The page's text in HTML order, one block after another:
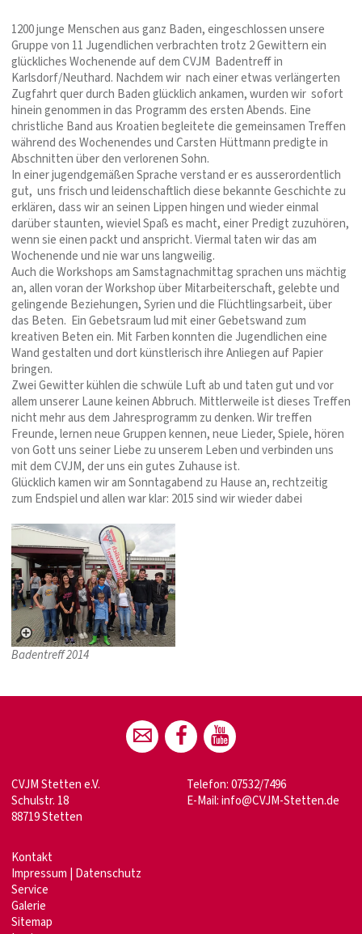
1200 junge Menschen aus ganz Baden, eingeschlossen unsere
Gruppe von 11 Jugendlichen verbrachten trotz 2 Gewittern ein
glückliches Wochenende auf dem CVJM Badentreff in
Karlsdorf/Neuthard. Nachdem wir nach einer etwas verlängerten
Zugfahrt quer durch Baden glücklich ankamen, wurden wir sofort
hinein genommen in das Programm des ersten Abends. Eine
christliche Band aus Kroatien begleitete die gemeinsamen Treffen
während des Wochenendes und Carsten Hüttmann predigte in
Abschnitten über den verlorenen Sohn.
In einer jugendgemäßen Sprache verstand er es ausserordentlich
gut, uns frisch und leidenschaftlich diese bekannte Geschichte zu
erklären, dass wir an seinen Lippen hingen und wieder einmal
darüber staunten, wieviel Spaß es macht, einer Predigt zuzuhören,
wenn sie einen packt und anspricht. Viermal taten wir das am
Wochenende und nie war uns langweilig.
Auch die Workshops am Samstagnachmittag sprachen uns mächtig
an, allen voran der Workshop über Mitarbeiterschaft, gelebte und
gelingende Beziehungen, Syrien und die Flüchtlingsarbeit, über
das Beten. Ein Gebetsraum lud mit einer Gebetswand zum
kreativen Beten ein. Mit Farben konnten die Jugendlichen eine
Wand gestalten und dort künstlerisch ihre Anliegen auf Papier
bringen.
Zwei Gewitter kühlen die schwüle Luft ab und taten gut und vor
allem unserer Laune keinen Abbruch. Mittlerweile ist dieses Treffen
nicht mehr aus dem Jahresprogramm zu denken. Wir treffen
Freunde, lernen neue Gruppen kennen, neue Lieder, Spiele, hören
von Gott uns seiner Liebe zu unserem Leben und verbinden uns
mit dem CVJM, der uns ein gutes Zuhause ist.
Glücklich kamen wir am Sonntagabend zu Hause an, rechtzeitig
zum Endspiel und allen war klar: 2015 sind wir wieder dabei
Badentreff 2014
CVJM Stetten e.V.
Schulstr. 18
88719 Stetten
Telefon: 07532/7496
E-Mail:info@CVJM-Stetten.de
Kontakt
Impressum | Datenschutz
Service
Galerie
Sitemap